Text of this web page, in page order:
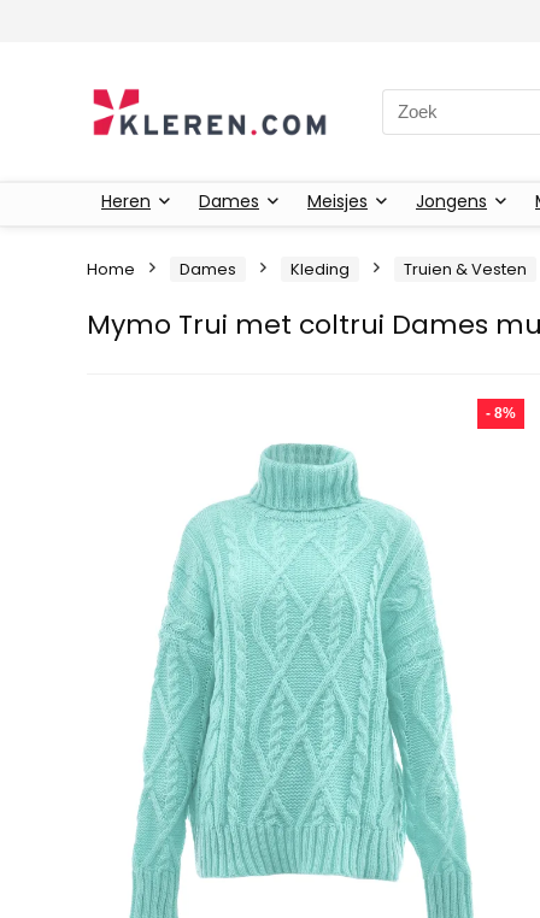
Zoeken naar:
Heren Dames Meisjes Jongens
Home Dames Kleding Truien & Vesten
Mymo Trui met coltrui Dames
- 8%